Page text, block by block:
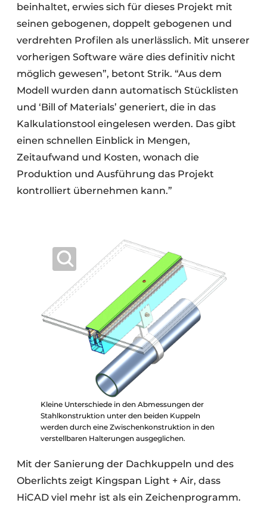
beinhaltet, erwies sich für dieses Projekt mit
seinen gebogenen, doppelt gebogenen und
verdrehten Profilen als unerlässlich. Mit unserer
vorherigen Software wäre dies definitiv nicht
möglich gewesen”, betont Strik. “Aus dem
Modell wurden dann automatisch Stücklisten
und ‘Bill of Materials’ generiert, die in das
Kalkulationstool eingelesen werden. Das gibt
einen schnellen Einblick in Mengen,
Zeitaufwand und Kosten, wonach die
Produktion und Ausführung das Projekt
kontrolliert übernehmen kann.”
Kleine Unterschiede in den Abmessungen der
Stahlkonstruktion unter den beiden Kuppeln
werden durch eine Zwischenkonstruktion in den
verstellbaren Halterungen ausgeglichen.
Mit der Sanierung der Dachkuppeln und des
Oberlichts zeigt Kingspan Light + Air, dass
HiCAD viel mehr ist als ein Zeichenprogramm.